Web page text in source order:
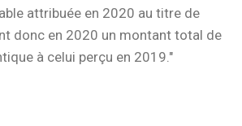
attribuée en 2020 au titre de
donc en 2020 un montant total de
à celui perçu en 2019."